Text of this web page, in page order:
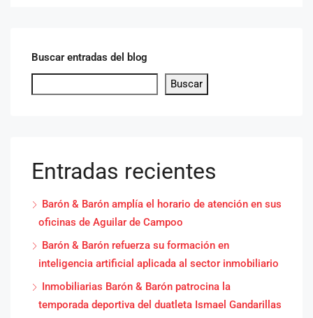
Buscar entradas del blog
Buscar
Entradas recientes
Barón & Barón amplía el horario de atención en sus
oficinas de Aguilar de Campoo
Barón & Barón refuerza su formación en
inteligencia artificial aplicada al sector inmobiliario
Inmobiliarias Barón & Barón patrocina la
temporada deportiva del duatleta Ismael Gandarillas